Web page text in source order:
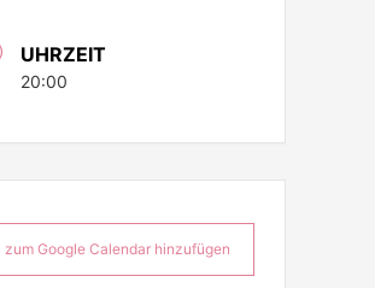
UHRZEIT
20:00
zum Google Calendar hinzufügen